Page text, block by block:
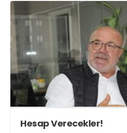
Hesap Verecekler!